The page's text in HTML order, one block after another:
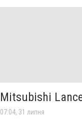
Mitsubishi
07:04, 31 липня